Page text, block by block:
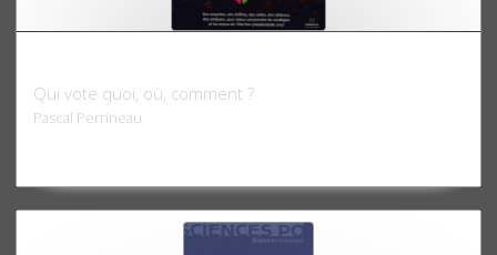
Qui vote quoi, où, comment ?
Pascal Perrineau